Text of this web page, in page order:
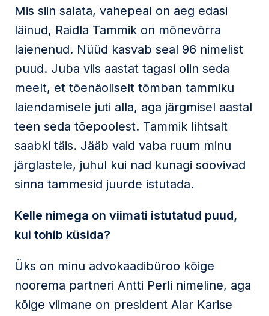
Mis siin salata, vahepeal on aeg edasi
läinud, Raidla Tammik on mõnevõrra
laienenud. Nüüd kasvab seal 96 nimelist
puud. Juba viis aastat tagasi olin seda
meelt, et tõenäoliselt tõmban tammiku
laiendamisele juti alla, aga järgmisel aastal
teen seda tõepoolest. Tammik lihtsalt
saabki täis. Jääb vaid vaba ruum minu
järglastele, juhul kui nad kunagi soovivad
sinna tammesid juurde istutada.
Kelle nimega on viimati istutatud puud,
kui tohib küsida?
Üks on minu advokaadibüroo kõige
noorema partneri Antti Perli nimeline, aga
kõige viimane on president Alar Karise